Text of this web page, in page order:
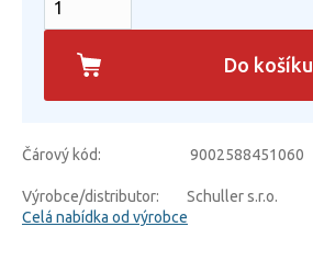
Do košíku
Čárový kód: 9002588451060
Výrobce/distributor:
Schuller s.r.o.
Celá nabídka od výrobce